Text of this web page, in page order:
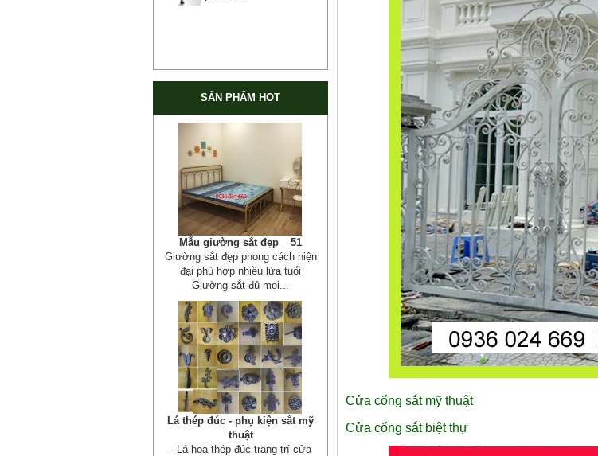
SẢN PHẨM HOT
Cửa cổng sắt mỹ thuật 19
Cửa cống sắt đẹp cho mọi không
gian nhà riêng, biệt thự, nhà sân...
Cửa sắt mẫu 20
Cửa sắt đẹp cho không gian nhà
tuyệt đẹp Gia công sản xuất
cửa...
Cửa cổng sắt mỹ thuật
Cửa cổng sắt biệt thự